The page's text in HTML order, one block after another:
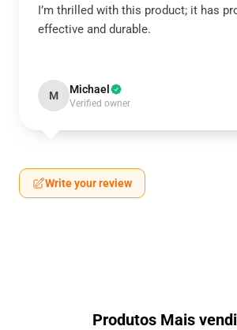
I’m thrilled with this product; it has
effective and durable.
M Michael
Verified owner
Write your review
Produtos Mais